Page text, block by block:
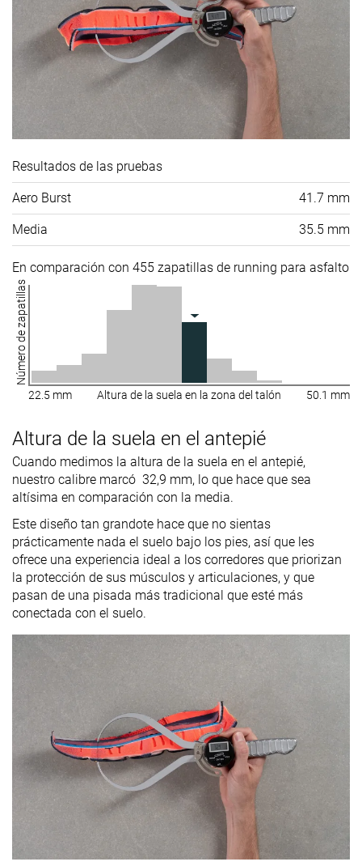
Resultados de las pruebas
Aero Burst 41.7 mm
Media 35.5 mm
En comparación con 455 zapatillas de running para asfalto
Número de zapatillas
22.5 mm Altura de la suela en la zona del talón 50.1 mm
Altura de la suela en el antepié
Cuando medimos la altura de la suela en el antepié,
nuestro calibre marcó 32,9 mm, lo que hace que sea
altísima en comparación con la media.
Este diseño tan grandote hace que no sientas
prácticamente nada el suelo bajo los pies, así que les
ofrece una experiencia ideal a los corredores que priorizan
la protección de sus músculos y articulaciones, y que
pasan de una pisada más tradicional que esté más
conectada con el suelo.